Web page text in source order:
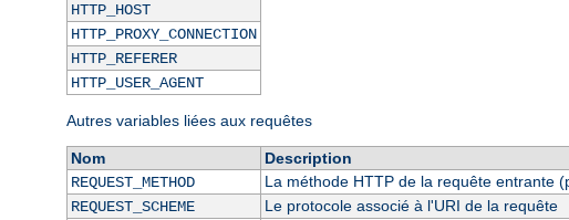
HTTP_HOST
HTTP_PROXY_CONNECTION
HTTP_REFERER
HTTP_USER_AGENT
Autres variables liées aux requêtes
Nom
Description
REQUEST_METHOD
La méthode HTTP de la requête entrante
REQUEST_SCHEME
Le protocole associé à l'URI de la requête